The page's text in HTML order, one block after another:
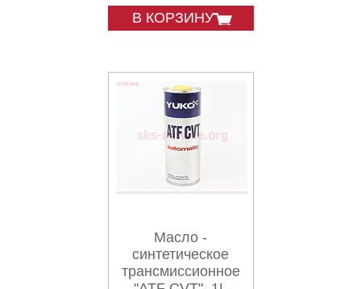
В КОРЗИНУ
Масло -
синтетическое
трансмиссионное